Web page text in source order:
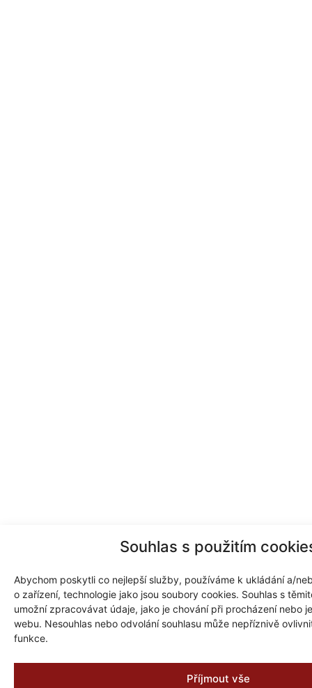
Souhlas s použitím
Abychom poskytli co nejlepší služby, používáme k ukládání a/
o zařízení, technologie jako jsou soubory cookies. Souhlas s
umožní zpracovávat údaje, jako je chování při procházení nebo
webu. Nesouhlas nebo odvolání souhlasu může nepříznivě
funkce.
Příjmout vše